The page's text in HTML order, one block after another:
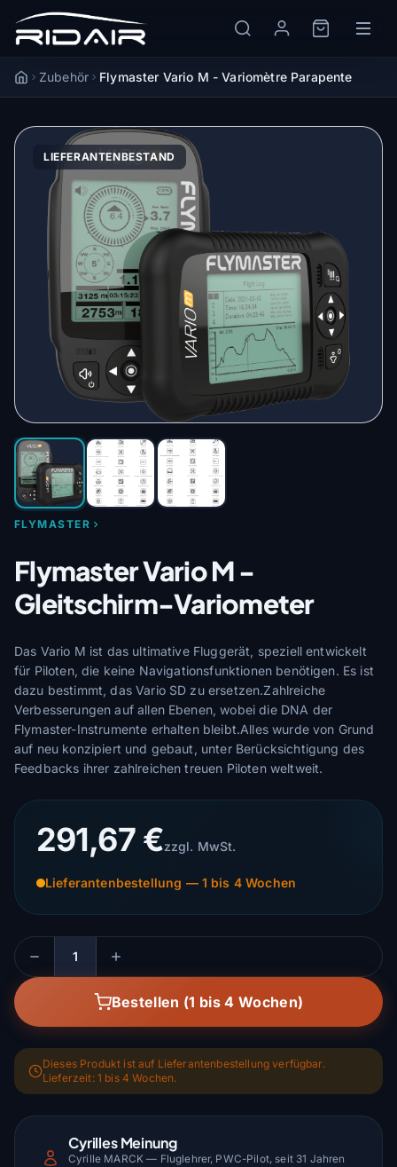
AccueilZubehör Flymaster Vario M - Variomètre Parapente
LIEFERANTENBESTAND
FLYMASTER
Flymaster Vario M -
Gleitschirm-Variometer
Das Vario M ist das ultimative Fluggerät, speziell entwickelt
für Piloten, die keine Navigationsfunktionen benötigen. Es ist
dazu bestimmt, das Vario SD zu ersetzen.Zahlreiche
Verbesserungen auf allen Ebenen, wobei die DNA der
Flymaster-Instrumente erhalten bleibt.Alles wurde von Grund
auf neu konzipiert und gebaut, unter Berücksichtigung des
Feedbacks ihrer zahlreichen treuen Piloten weltweit.
291,67 €zzgl. MwSt.
Lieferantenbestellung — 1 bis 4 Wochen
Menge
Bestellen (1 bis 4 Wochen)
Dieses Produkt ist auf Lieferantenbestellung verfügbar.
Lieferzeit: 1 bis 4 Wochen.
Cyrilles Meinung
Cyrille MARCK — Fluglehrer, PWC-Pilot, seit 31 Jahren